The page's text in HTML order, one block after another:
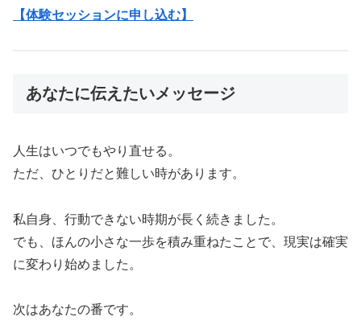
【体験セッションに申し込む】
あなたに伝えたいメッセージ
人生はいつでもやり直せる。
ただ、ひとりだと難しい時があります。
私自身、行動できない時期が長く続きました。
でも、ほんの小さな一歩を積み重ねたことで、現実は確実
に変わり始めました。
次はあなたの番です。